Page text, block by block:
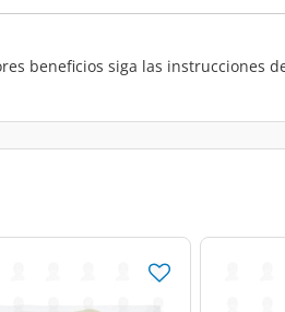
beneficios siga las instrucciones